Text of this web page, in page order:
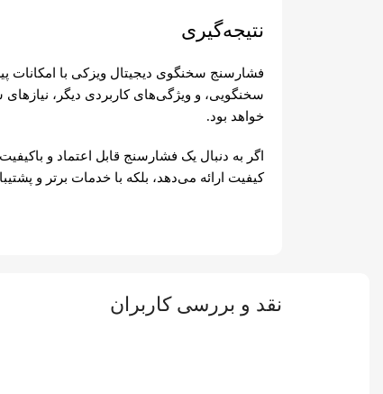
نتیجه‌گیری
فشارسنج سخنگوی دیجیتال ویزکی با امکانات
سخنگویی، و ویژگی‌های کاربردی دیگر،
خواهد بود.
اگر به دنبال یک فشارسنج قابل اعتماد و
کیفیت ارائه می‌دهد، بلکه با خدمات برتر و
نقد و بررسی کاربران